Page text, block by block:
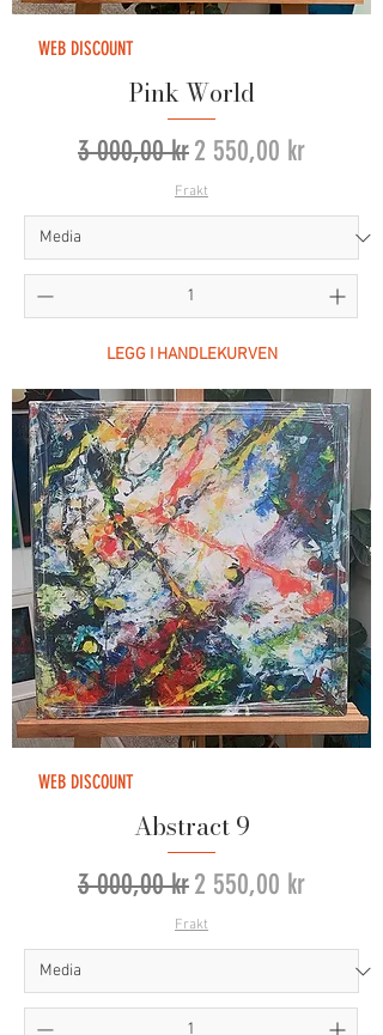
WEB DISCOUNT
Pink World
Vanlig pris
3 000,00 krSalgspris
2 550,00 kr
Frakt
LEGG I HANDLEKURVEN
WEB DISCOUNT
Abstract 9
Vanlig pris
3 000,00 krSalgspris
2 550,00 kr
Frakt